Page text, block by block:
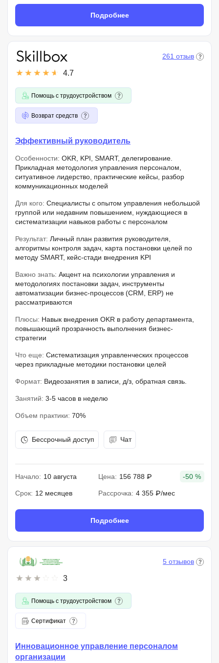
Подробнее
4.7
261 отзыв
Помощь с трудоустройством
Возврат средств
Эффективный руководитель
Особенности: OKR, KPI, SMART, делегирование.
Прикладная методология управления персоналом,
ситуативное лидерство, практические кейсы, разбор
коммуникационных моделей
Для кого: Специалисты с опытом управления небольшой
группой или недавним повышением, нуждающиеся в
систематизации навыков работы с персоналом
Результат: Личный план развития руководителя,
алгоритмы контроля задач, карта постановки целей по
методу SMART, кейс-стади внедрения KPI
Важно знать: Акцент на психологии управления и
методологиях постановки задач, инструменты
автоматизации бизнес-процессов (CRM, ERP) не
рассматриваются
Плюсы: Навык внедрения OKR в работу департамента,
повышающий прозрачность выполнения бизнес-
стратегии
Что еще: Систематизация управленческих процессов
через прикладные методики постановки целей
Формат: Видеозанятия в записи, д/з, обратная связь.
Занятий: 3-5 часов в неделю
Объем практики: 70%
Бессрочный доступ Чат
Начало: 10 августа Цена: 156 788 ₽ -50 %
Срок: 12 месяцев Рассрочка: 4 355 ₽/мес
Подробнее
3
5 отзывов
Помощь с трудоустройством
Сертификат
Инновационное управление персоналом
организации